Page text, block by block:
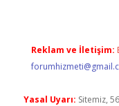
Reklam ve İletişim:
Yasal Uyarı: Sitemiz,